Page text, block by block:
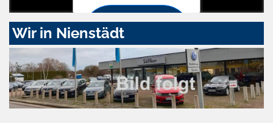
Zustimmen
aktivieren
Wir in Nienstädt